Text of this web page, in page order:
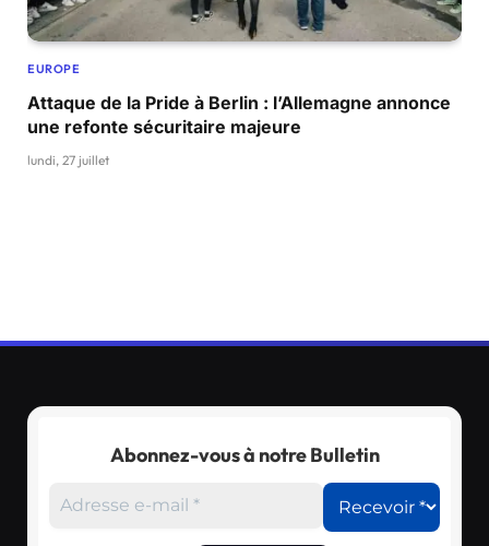
EUROPE
Attaque de la Pride à Berlin : l’Allemagne annonce
une refonte sécuritaire majeure
lundi, 27 juillet
Abonnez-vous à notre Bulletin